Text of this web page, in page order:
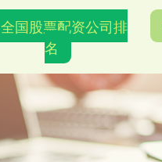
全国股票配资公司排
名